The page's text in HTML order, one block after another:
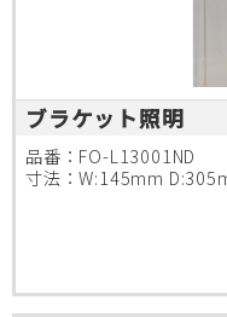
ブラケット照明
品番：FO-L13001ND
寸法：W:145mm